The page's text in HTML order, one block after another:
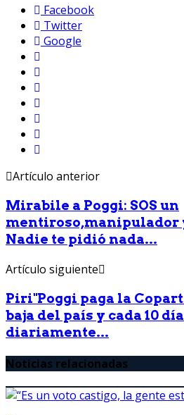
Facebook
Twitter
Google
Artículo anterior
Mirabile a Poggi: SOS un
mentiroso,manipulador
Nadie te pidió nada...
Artículo siguiente
Piri"Poggi paga la
baja del país y cada 10
diariamente...
Noticias relacionadas